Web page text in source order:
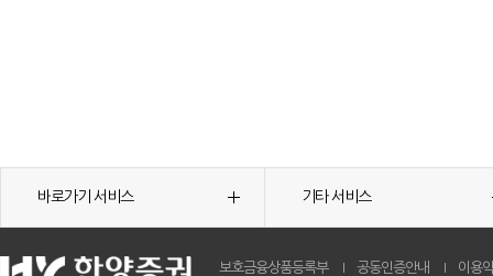
바로가기 서비스 기타 서비스
보호금융상품등록부 공동인증안내 이용